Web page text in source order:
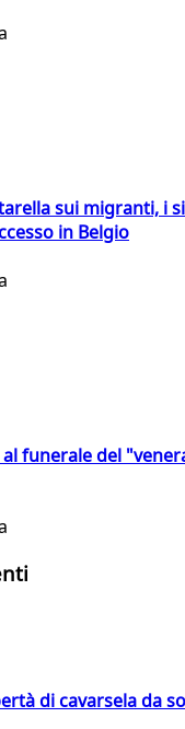
sui migranti, i
in Belgio
funerale del
di cavarsela da